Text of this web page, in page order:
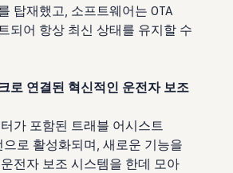
탑재했고, 소프트웨어는 OTA
되어 항상 최신 상태를 유지할 수
로 연결된 혁신적인 운전자 보조
가 포함된 트래블 어시스트
로 활성화되며, 새로운 기능을
전자 보조 시스템을 한데 모아